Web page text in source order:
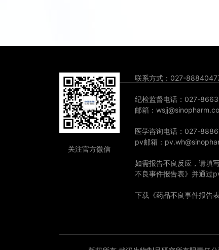
关注官方微信
联系方式：027-
纪检监督电话：027-
邮箱：
医学咨询电话：027-
pv邮箱：
如需报告不良反应，请填
不良事件报告表》并通过
下载《药品不良事件报告表